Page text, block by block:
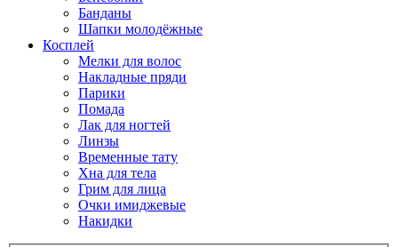
Банданы
Шапки молодёжные
Косплей
Мелки для волос
Накладные пряди
Парики
Помада
Лак для ногтей
Линзы
Временные тату
Хна для тела
Грим для лица
Очки имиджевые
Накидки